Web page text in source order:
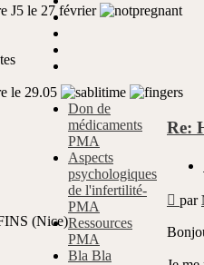
J5 le 27 février
le 29.05
Re:
non
lu
par
(Nice)
Don de
médicaments
PMA
Aspects
psychologiques
de l'infertilité-
PMA
Ressources
PMA
Bla Bla